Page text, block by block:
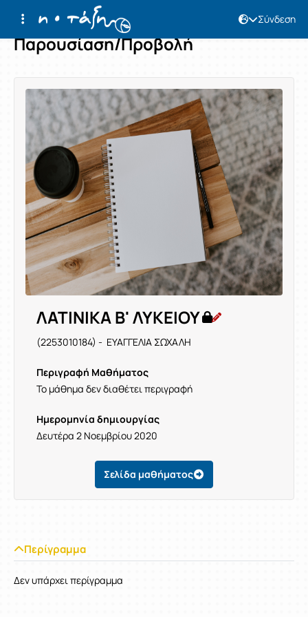
Σύνδεση
Παρουσίαση/Προβολή
ΛΑΤΙΝΙΚΑ Β' ΛΥΚΕΙΟΥ
(2253010184) - ΕΥΑΓΓΕΛΙΑ ΣΩΧΑΛΗ
Περιγραφή Μαθήματος
Το μάθημα δεν διαθέτει περιγραφή
Ημερομηνία δημιουργίας
Δευτέρα 2 Νοεμβρίου 2020
Σελίδα μαθήματος
Περίγραμμα
Δεν υπάρχει περίγραμμα